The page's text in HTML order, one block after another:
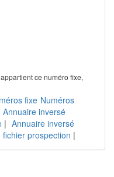
ce numéro fixe,
fixe Numéros
Annuaire inversé
| Annuaire inversé
fichier prospection |